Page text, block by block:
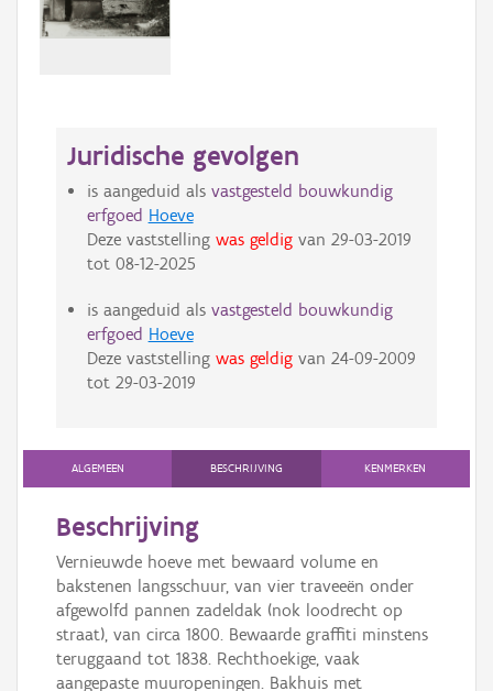
Juridische gevolgen
is aangeduid als vastgesteld bouwkundig
erfgoed Hoeve
Deze vaststelling was geldigvan 29-03-2019
tot 08-12-2025
is aangeduid als vastgesteld bouwkundig
erfgoed Hoeve
Deze vaststelling was geldigvan 24-09-2009
tot 29-03-2019
ALGEMEEN BESCHRIJVING KENMERKEN
Beschrijving
Vernieuwde hoeve met bewaard volume en
bakstenen langsschuur, van vier traveeën onder
afgewolfd pannen zadeldak (nok loodrecht op
straat), van circa 1800. Bewaarde graffiti minstens
teruggaand tot 1838. Rechthoekige, vaak
aangepaste muuropeningen. Bakhuis met